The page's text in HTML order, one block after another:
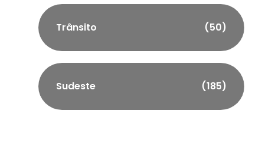
Trânsito (50)
Sudeste (185)